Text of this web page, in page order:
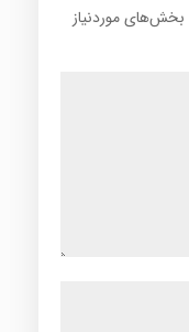
بخش‌های موردنیاز